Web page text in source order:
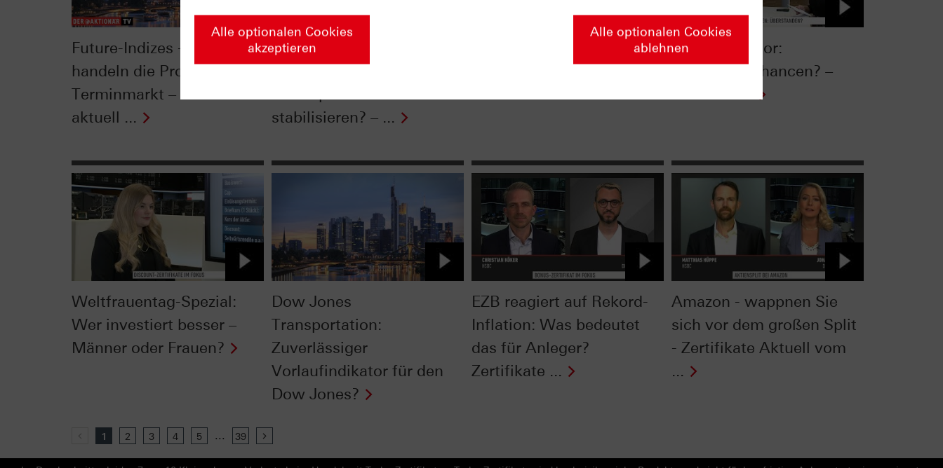
Future-Indizes - so
handeln die Profis den
Terminmarkt – Zertifikate
aktuell ...
Opec drosselt
stabilisieren? – ...
EURO STOXX 50® versus
Banken-Sektor:
Investmentchancen? –
Weltfrauentag-Spezial:
Wer investiert besser –
Männer oder Frauen?
Dow Jones
Transportation:
Zuverlässiger
Vorlaufindikator für den
Dow Jones?
EZB reagiert auf Rekord-
Inflation: Was bedeutet
das für Anleger?
Zertifikate ...
Amazon - wappnen Sie
sich vor dem großen Split
- Zertifikate Aktuell vom
...
Previous
1 2 3 4 5 ... 39
Alle optionalen Cookies
akzeptieren
Alle optionalen Cookies
ablehnen